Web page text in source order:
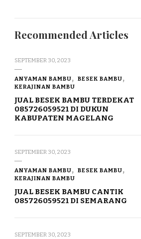
Recommended Articles
SEPTEMBER 30, 2023
ANYAMAN BAMBU
BESEK BAMBU
KERAJINAN BAMBU
JUAL BESEK BAMBU TERDEKAT
085726059521 DI DUKUN
KABUPATEN MAGELANG
SEPTEMBER 30, 2023
ANYAMAN BAMBU
BESEK BAMBU
KERAJINAN BAMBU
JUAL BESEK BAMBU CANTIK
085726059521 DI SEMARANG
SEPTEMBER 30, 2023